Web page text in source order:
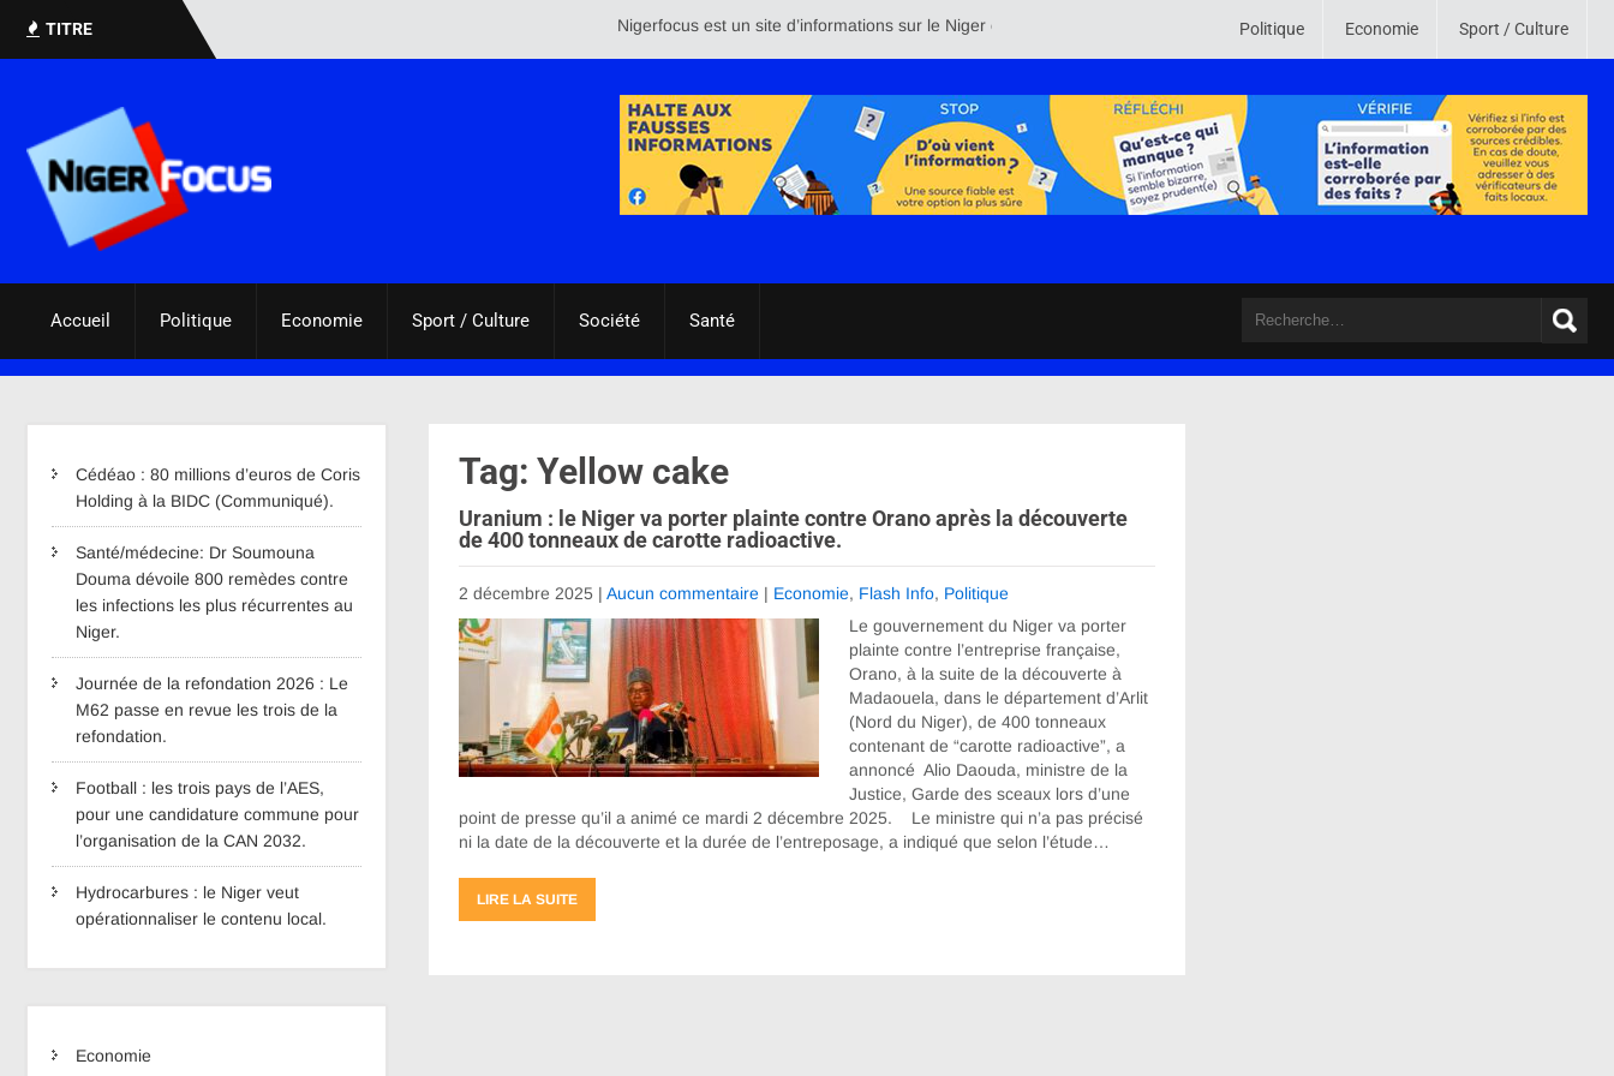
TITRE Nigerfocus est un site d’informations sur le Niger et le reste du monde. Son credo est de mettre en ligne des informations crédibles ,
Politique Economie Sport / Culture
Accueil Politique Economie Sport / Culture Société Santé
Cédéao : 80 millions d’euros de Coris
Holding à la BIDC (Communiqué).
Santé/médecine: Dr Soumouna
Douma dévoile 800 remèdes contre
les infections les plus récurrentes au
Niger.
Journée de la refondation 2026 : Le
M62 passe en revue les trois de la
refondation.
Football : les trois pays de l’AES,
pour une candidature commune pour
l’organisation de la CAN 2032.
Hydrocarbures : le Niger veut
opérationnaliser le contenu local.
Economie
Tag: Yellow cake
Uranium : le Niger va porter plainte contre Orano après la découverte
de 400 tonneaux de carotte radioactive.
2 décembre 2025 | Aucun commentaire | Economie, Flash Info, Politique
Le gouvernement du Niger va porter
plainte contre l’entreprise française,
Orano, à la suite de la découverte à
Madaouela, dans le département d’Arlit
(Nord du Niger), de 400 tonneaux
contenant de “carotte radioactive”, a
annoncé Alio Daouda, ministre de la
Justice, Garde des sceaux lors d’une
point de presse qu’il a animé ce mardi 2 décembre 2025. Le ministre qui n’a pas précisé
ni la date de la découverte et la durée de l’entreposage, a indiqué que selon l’étude…
LIRE LA SUITE